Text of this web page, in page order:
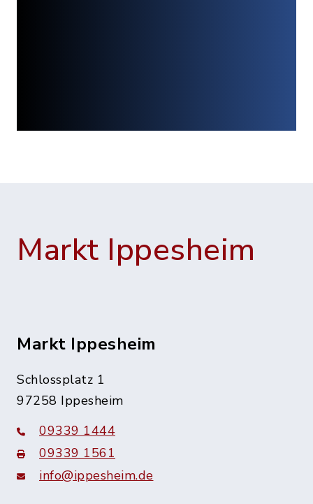
Markt Ippesheim
Markt Ippesheim
Schlossplatz 1
97258 Ippesheim
09339 1444
09339 1561
info@ippesheim.de